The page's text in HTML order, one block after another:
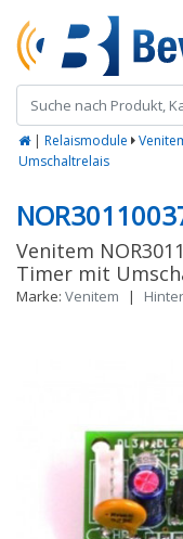
| Relaismodule
Umschaltrelais
Venitem
Timer mit
Marke: Venitem |